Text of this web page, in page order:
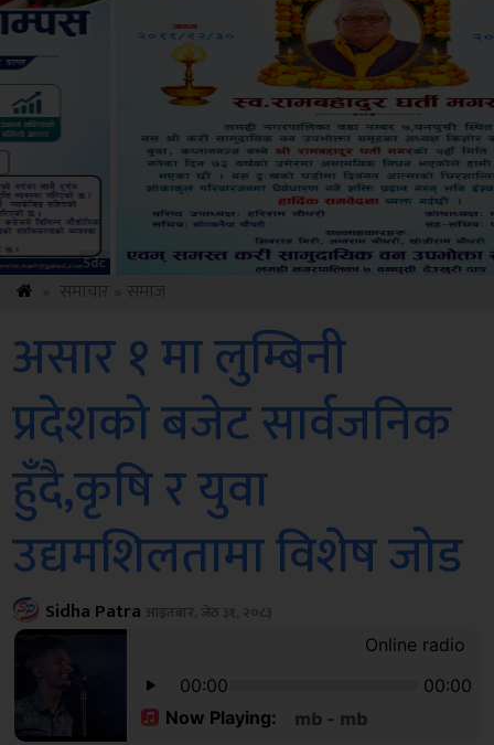
ksbus
असार १ मा लुम्बिनी
प्रदेशको बजेट सार्वजनिक
हुँदै,कृषि र युवा
उद्यमशिलतामा विशेष जोड
Sidha Patra आइतबार, जेठ ३१, २०८३